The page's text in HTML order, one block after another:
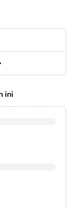
ini